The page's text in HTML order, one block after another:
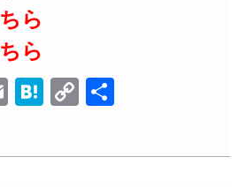
ら
ら
E
ail
H
e
C
p